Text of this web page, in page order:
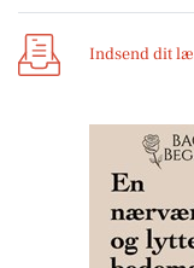
Indsend dit